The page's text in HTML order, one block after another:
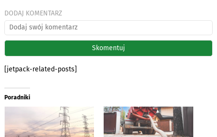
DODAJ KOMENTARZ
[jetpack-related-posts]
Poradniki